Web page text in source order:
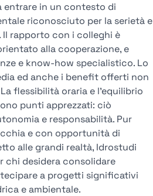
entrare in un contesto di
riconosciuto per la serietà e
rapporto con i colleghi è
alla cooperazione, e
e know-how specialistico. Lo
ed anche i benefit offerti non
flessibilità oraria e l’equilibrio
punti apprezzati: ciò
e responsabilità. Pur
e con opportunità di
alle grandi realtà, Idrostudi
chi desidera consolidare
a progetti significativi
e ambientale.